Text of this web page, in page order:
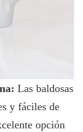
Las baldosas
y fáciles de
opción